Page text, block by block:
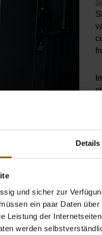
Details
und sicher zur
ein paar Daten
Leistung der
werden